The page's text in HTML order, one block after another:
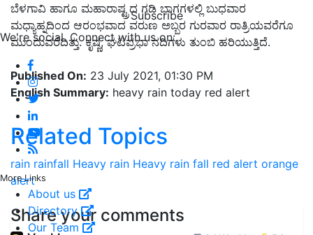
Subscribe
We're social. Connect with us on:
More Links
About us
Directory
Our Team
ಬೆಳಗಾವಿ ಹಾಗೂ ಮಹಾರಾಷ್ಟ್ರದ ಗಡಿ ಭಾಗಗಳಲ್ಲಿ ಬುಧವಾರ
ಮಧ್ಯಾಹ್ನದಿಂದ ಆರಂಭವಾದ ವರುಣ ಅಬ್ಬರ ಗುರವಾರ ರಾತ್ರಿಯವರೆಗೂ
ಮುಂದುವರೆದಿತ್ತು. ಕೃಷ್ಣ, ಘಟಪ್ರಭಾ ನದಿಗಳು ತುಂಬಿ ಹರಿಯುತ್ತಿದೆ.
Published On: 23 July 2021, 01:30 PM
English Summary: heavy rain today red alert
Related Topics
rain rainfall Heavy rain Heavy rain fall red alert orange
alert
Share your comments